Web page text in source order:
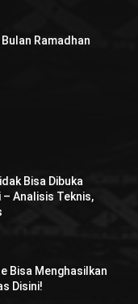
Ramadhan
Bisa Dibuka
– Analisis Teknis,
Bisa Menghasilkan
Disini!